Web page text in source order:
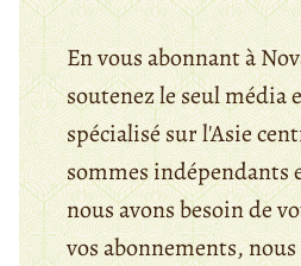
En vous abonnant à
soutenez le seul média
spécialisé sur l'Asie
sommes indépendants
nous avons besoin de
vos abonnements,